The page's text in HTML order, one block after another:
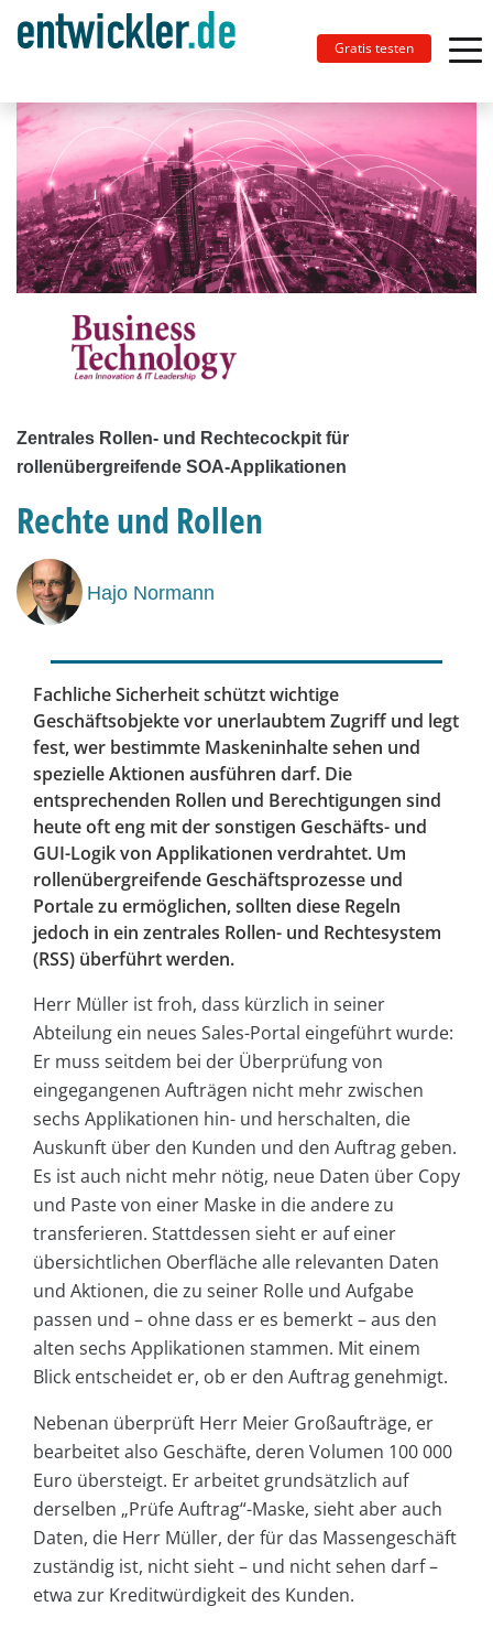
Gratis testen
Zentrales Rollen- und Rechtecockpit für
rollenübergreifende SOA-Applikationen
Rechte und Rollen
Hajo Normann
Fachliche Sicherheit schützt wichtige
Geschäftsobjekte vor unerlaubtem Zugriff und legt
fest, wer bestimmte Maskeninhalte sehen und
spezielle Aktionen ausführen darf. Die
entsprechenden Rollen und Berechtigungen sind
heute oft eng mit der sonstigen Geschäfts- und
GUI-Logik von Applikationen verdrahtet. Um
rollenübergreifende Geschäftsprozesse und
Portale zu ermöglichen, sollten diese Regeln
jedoch in ein zentrales Rollen- und Rechtesystem
(RSS) überführt werden.
Herr Müller ist froh, dass kürzlich in seiner
Abteilung ein neues Sales-Portal eingeführt wurde:
Er muss seitdem bei der Überprüfung von
eingegangenen Aufträgen nicht mehr zwischen
sechs Applikationen hin- und herschalten, die
Auskunft über den Kunden und den Auftrag geben.
Es ist auch nicht mehr nötig, neue Daten über Copy
und Paste von einer Maske in die andere zu
transferieren. Stattdessen sieht er auf einer
übersichtlichen Oberfläche alle relevanten Daten
und Aktionen, die zu seiner Rolle und Aufgabe
passen und – ohne dass er es bemerkt – aus den
alten sechs Applikationen stammen. Mit einem
Blick entscheidet er, ob er den Auftrag genehmigt.
Nebenan überprüft Herr Meier Großaufträge, er
bearbeitet also Geschäfte, deren Volumen 100 000
Euro übersteigt. Er arbeitet grundsätzlich auf
derselben „Prüfe Auftrag“-Maske, sieht aber auch
Daten, die Herr Müller, der für das Massengeschäft
zuständig ist, nicht sieht – und nicht sehen darf –
etwa zur Kreditwürdigkeit des Kunden.